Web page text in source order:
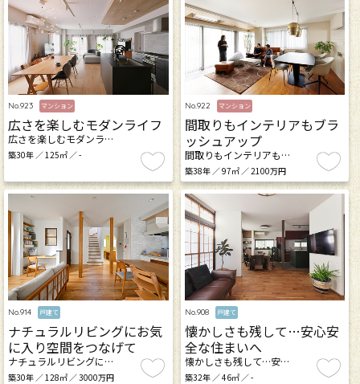
No.923 マンション
広さを楽しむモダンライフ
広さを楽しむモダンラ…
築30年 ／ 125㎡ ／ -
No.922 マンション
間取りもインテリアもブラ
ッシュアップ
間取りもインテリアも…
築38年 ／ 97㎡ ／ 2100万円
No.914 戸建て
ナチュラルリビングにお気
に入り空間をつなげて
ナチュラルリビングに…
築30年 ／ 128㎡ ／ 3000万円
No.908 戸建て
懐かしさも残して…安心安
全な住まいへ
懐かしさも残して…安…
築32年 ／ 46㎡ ／ -